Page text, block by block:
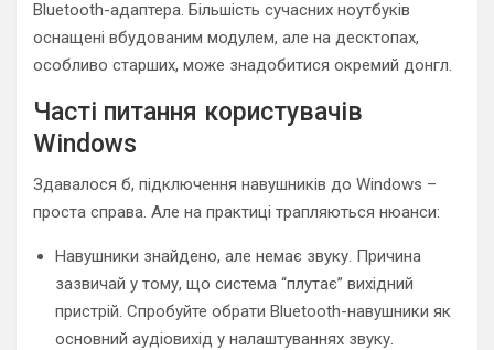
Bluetooth-адаптера. Більшість сучасних ноутбуків
оснащені вбудованим модулем, але на десктопах,
особливо старших, може знадобитися окремий донгл.
Часті питання користувачів
Windows
Здавалося б, підключення навушників до Windows –
проста справа. Але на практиці трапляються нюанси:
Навушники знайдено, але немає звуку. Причина
зазвичай у тому, що система “плутає” вихідний
пристрій. Спробуйте обрати Bluetooth-навушники як
основний аудіовихід у налаштуваннях звуку.